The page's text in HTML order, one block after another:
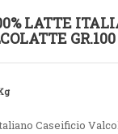
LATTE
Caseificio